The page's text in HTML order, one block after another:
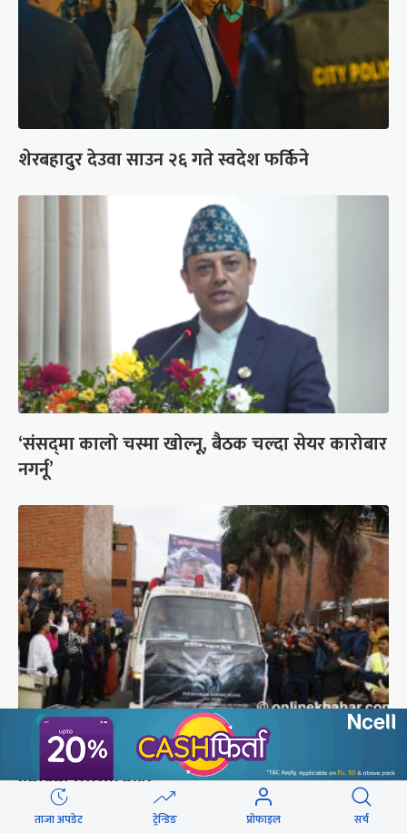
शेरबहादुर देउवा साउन २६ गते स्वदेश फर्किने
‘संसद्‍मा कालो चस्मा खोल्नू, बैठक चल्दा सेयर कारोबार
नगर्नू’
ब्रोड पिकमा ज्यान गुमाएका युक्तको शव काठमाडौं
ल्याइयो (तस्वीरहरू)
ताजा अपडेट ट्रेन्डिङ प्रोफाइल सर्च